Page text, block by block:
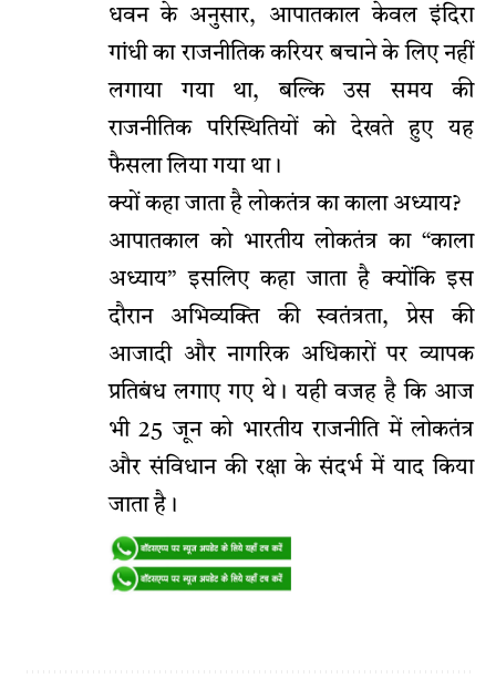
धवन के अनुसार, आपातकाल केवल इंदिरा
गांधी का राजनीतिक करियर बचाने के लिए नहीं
लगाया गया था, बल्कि उस समय की
राजनीतिक परिस्थितियों को देखते हुए यह
फैसला लिया गया था।
क्यों कहा जाता है लोकतंत्र का काला अध्याय?
आपातकाल को भारतीय लोकतंत्र का “काला
अध्याय” इसलिए कहा जाता है क्योंकि इस
दौरान अभिव्यक्ति की स्वतंत्रता, प्रेस की
आजादी और नागरिक अधिकारों पर व्यापक
प्रतिबंध लगाए गए थे। यही वजह है कि आज
भी 25 जून को भारतीय राजनीति में लोकतंत्र
और संविधान की रक्षा के संदर्भ में याद किया
जाता है।